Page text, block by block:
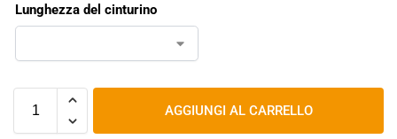
Lunghezza del cinturino
AGGIUNGI AL CARRELLO